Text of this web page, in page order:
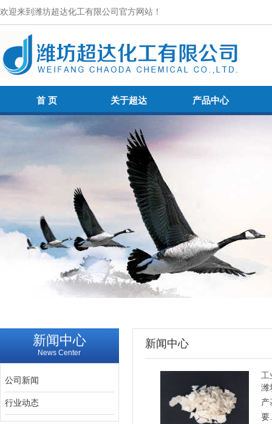
欢迎来到潍坊超达化工有限公司官方网站！
首 页
首 页
关于超达
关于超达
产品中心
产品中心
新闻中心
News Center
公司新闻
行业动态
新闻中心
工
潍
产